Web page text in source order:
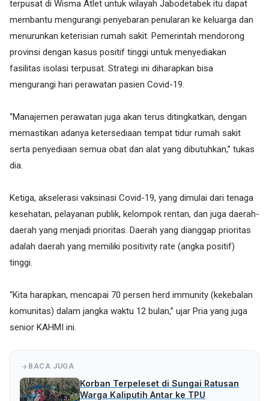
terpusat di Wisma Atlet untuk wilayah Jabodetabek itu dapat
membantu mengurangi penyebaran penularan ke keluarga dan
menurunkan keterisian rumah sakit. Pemerintah mendorong
provinsi dengan kasus positif tinggi untuk menyediakan
fasilitas isolasi terpusat. Strategi ini diharapkan bisa
mengurangi hari perawatan pasien Covid-19.
“Manajemen perawatan juga akan terus ditingkatkan, dengan
memastikan adanya ketersediaan tempat tidur rumah sakit
serta penyediaan semua obat dan alat yang dibutuhkan,” tukas
dia.
Ketiga, akselerasi vaksinasi Covid-19, yang dimulai dari tenaga
kesehatan, pelayanan publik, kelompok rentan, dan juga daerah-
daerah yang menjadi prioritas. Daerah yang dianggap prioritas
adalah daerah yang memiliki positivity rate (angka positif)
tinggi.
“Kita harapkan, mencapai 70 persen herd immunity (kekebalan
komunitas) dalam jangka waktu 12 bulan,” ujar Pria yang juga
senior KAHMI ini.
BACA JUGA
Korban Terpeleset di Sungai Ratusan
Warga Kaliputih Antar ke TPU